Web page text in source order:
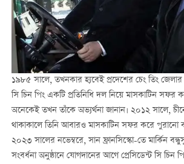
১৯৮৫ সালে, তখনকার হ্যবেই প্রদেশের চেং তিং জেলার
সি চিন পিং একটি প্রতিনিধি দল নিয়ে মাসকাটিন সফর
অনেকেই তখন তাঁকে অভ্যর্থনা জানান। ২০১২ সালে,
থাকাকালে তিনি আবারও মাসকাটিন সফর করে পুরানো
২০২৩ সালের নভেম্বরে, সান ফ্রানসিস্কো-তে মার্কিন
সংবর্ধনা অনুষ্ঠানে যোগদানের আগে প্রেসিডেন্ট সি চিন